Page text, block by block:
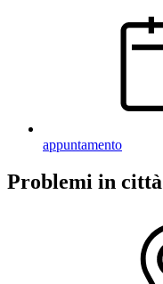
appuntamento
Problemi in città